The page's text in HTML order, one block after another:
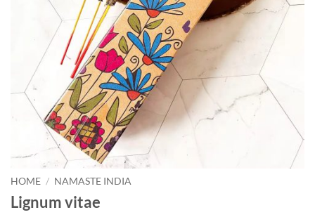
HOME / NAMASTE INDIA
Lignum vitae